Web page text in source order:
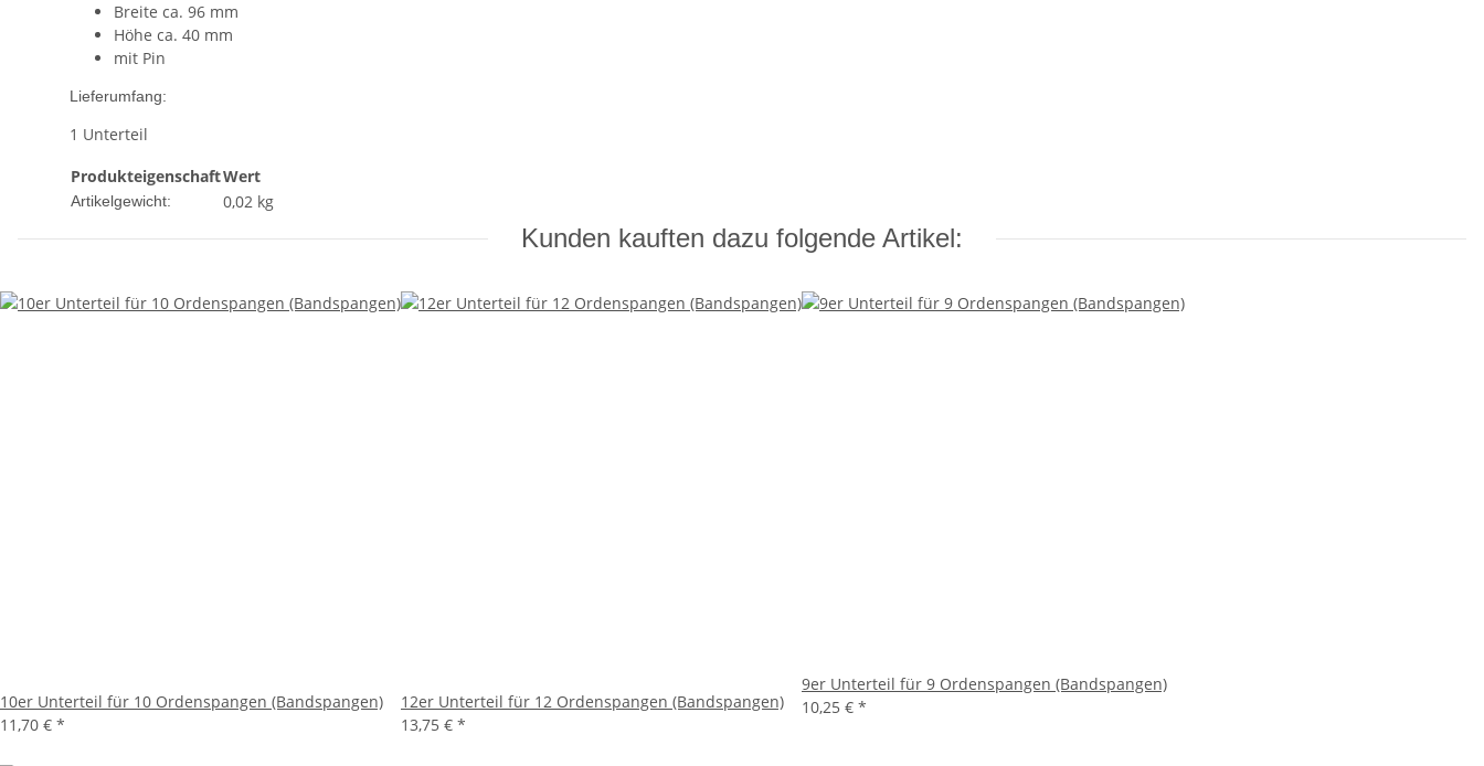
Breite ca. 96 mm
Höhe ca. 40 mm
mit Pin
Lieferumfang:
1 Unterteil
ProdukteigenschaftWert
Artikelgewicht: 0,02 kg
Kunden kauften dazu folgende Artikel:
10er Unterteil für 10 Ordenspangen (Bandspangen)
11,70 € *
12er Unterteil für 12 Ordenspangen (Bandspangen)
13,75 € *
9er Unterteil für 9 Ordenspangen (Bandspangen)
10,25 € *